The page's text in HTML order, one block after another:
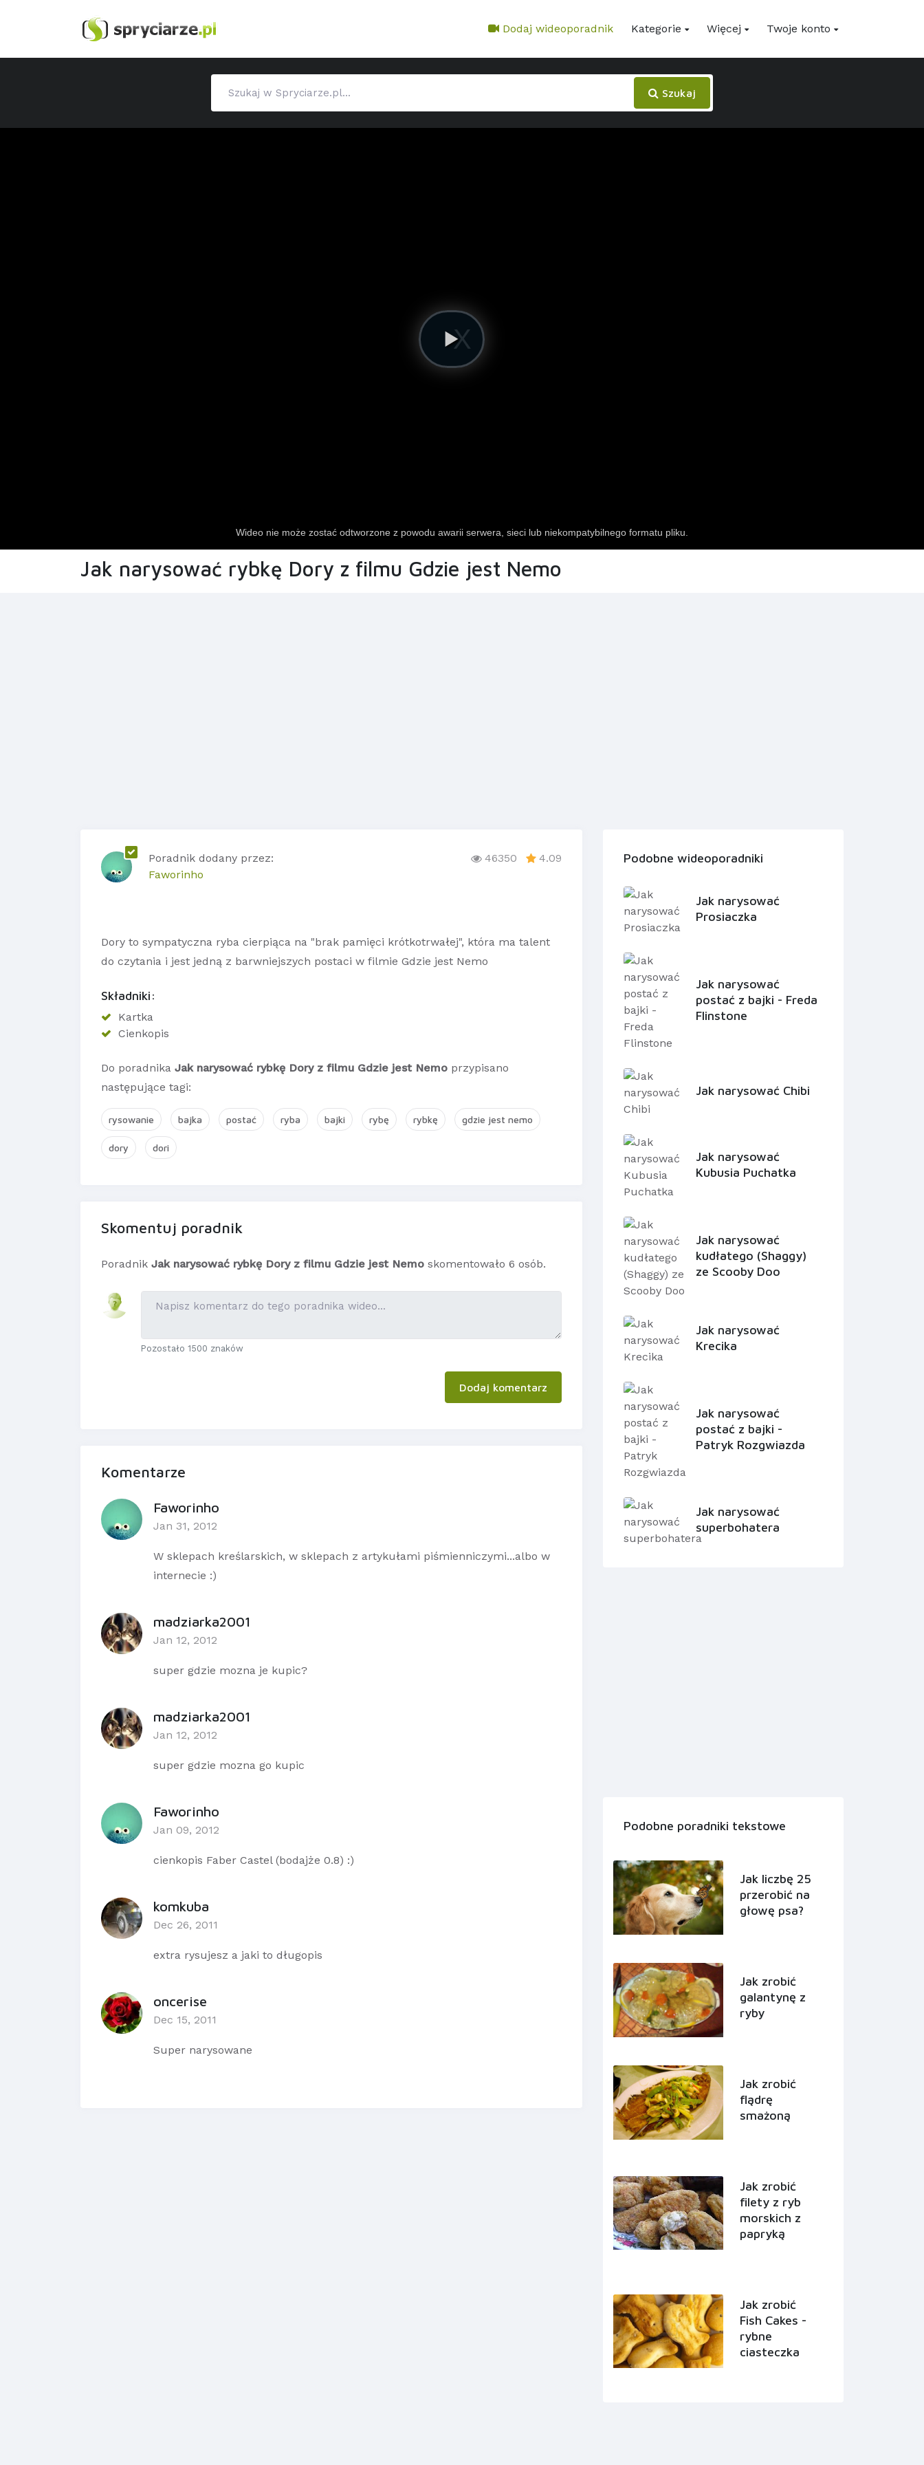
Dodaj wideoporadnik Kategorie Więcej Twoje konto
Szukaj
Jak narysować rybkę Dory z filmu Gdzie jest Nemo
Poradnik dodany przez:
Faworinho
46350 4.09
Dory to sympatyczna ryba cierpiąca na "brak pamięci krótkotrwałej", która ma talent
do czytania i jest jedną z barwniejszych postaci w filmie Gdzie jest Nemo
Składniki:
Kartka
Cienkopis
Do poradnika Jak narysować rybkę Dory z filmu Gdzie jest Nemo przypisano
następujące tagi:
rysowanie bajka postać ryba bajki rybę rybkę gdzie jest nemo
dory dori
Skomentuj poradnik
Poradnik Jak narysować rybkę Dory z filmu Gdzie jest Nemo skomentowało 6 osób.
Pozostało 1500 znaków
Dodaj komentarz
Komentarze
Faworinho
Jan 31, 2012
W sklepach kreślarskich, w sklepach z artykułami piśmienniczymi...albo w
internecie :)
madziarka2001
Jan 12, 2012
super gdzie mozna je kupic?
madziarka2001
Jan 12, 2012
super gdzie mozna go kupic
Faworinho
Jan 09, 2012
cienkopis Faber Castel (bodajże 0.8) :)
komkuba
Dec 26, 2011
extra rysujesz a jaki to długopis
oncerise
Dec 15, 2011
Super narysowane
Podobne wideoporadniki
Jak narysować
Prosiaczka
Jak narysować
postać z bajki - Freda
Flinstone
Jak narysować Chibi
Jak narysować
Kubusia Puchatka
Jak narysować
kudłatego (Shaggy)
ze Scooby Doo
Jak narysować
Krecika
Jak narysować
postać z bajki -
Patryk Rozgwiazda
Jak narysować
superbohatera
Podobne poradniki tekstowe
Jak liczbę 25
przerobić na
głowę psa?
Jak zrobić
galantynę z
ryby
Jak zrobić
flądrę
smażoną
Jak zrobić
filety z ryb
morskich z
papryką
Jak zrobić
Fish Cakes -
rybne
ciasteczka